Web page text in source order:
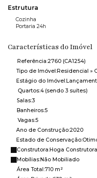
Estrutura
Cozinha
Portaria 24h
Características do Imóvel
Referência:2760 (CA1254)
Tipo de Imóvel:Residencial »
Estágio do Imóvel:
Quartos:4 (sendo 3 suítes)
Salas:3
Banheiros:5
Vagas:5
Ano de Construção:2020
Estado de Conservação:
Construtora:Hoga Construtora
Mobílias:Não Mobiliado
Área Total:710 m²